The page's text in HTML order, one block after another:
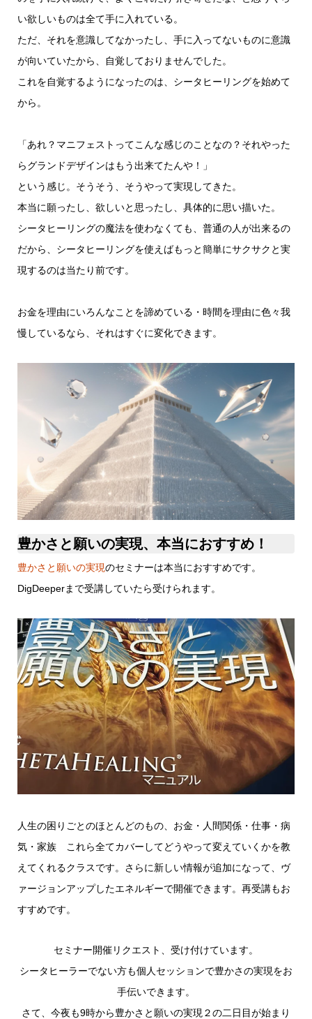
い欲しいものは全て手に入れている。
ただ、それを意識してなかったし、手に入ってないものに意識
が向いていたから、自覚しておりませんでした。
これを自覚するようになったのは、シータヒーリングを始めて
から。
「あれ？マニフェストってこんな感じのことなの？それやった
らグランドデザインはもう出来てたんや！」
という感じ。そうそう、そうやって実現してきた。
本当に願ったし、欲しいと思ったし、具体的に思い描いた。
シータヒーリングの魔法を使わなくても、普通の人が出来るの
だから、シータヒーリングを使えばもっと簡単にサクサクと実
現するのは当たり前です。
お金を理由にいろんなことを諦めている・時間を理由に色々我
慢しているなら、それはすぐに変化できます。
豊かさと願いの実現、本当におすすめ！
豊かさと願いの実現のセミナーは本当におすすめです。
DigDeeperまで受講していたら受けられます。
人生の困りごとのほとんどのもの、お金・人間関係・仕事・病
気・家族 これら全てカバーしてどうやって変えていくかを教
えてくれるクラスです。さらに新しい情報が追加になって、ヴ
ァージョンアップしたエネルギーで開催できます。再受講もお
すすめです。
セミナー開催リクエスト、受け付けています。
シータヒーラーでない方も個人セッションで豊かさの実現をお
手伝いできます。
さて、今夜も9時から豊かさと願いの実現２の二日目が始まり